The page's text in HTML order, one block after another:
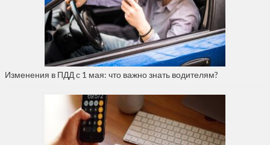
Изменения в ПДД с 1 мая: что важно знать водителям?